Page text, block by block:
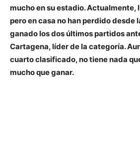
mucho en su estadio. Actualmente,
pero en casa no han perdido desde
ganado los dos últimos partidos
Cartagena, líder de la categoría.
cuarto clasificado, no tiene nada
mucho que ganar.